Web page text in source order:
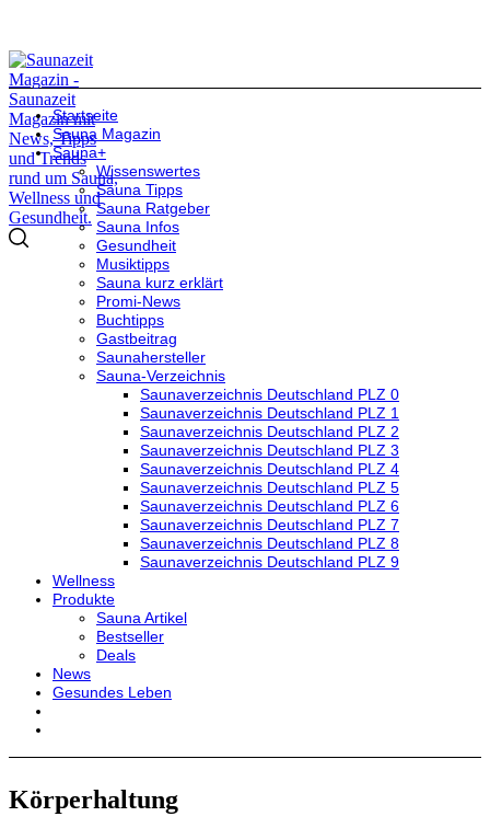
Startseite
Sauna Magazin
Sauna+
Wissenswertes
Sauna Tipps
Sauna Ratgeber
Sauna Infos
Gesundheit
Musiktipps
Sauna kurz erklärt
Promi-News
Buchtipps
Gastbeitrag
Saunahersteller
Sauna-Verzeichnis
Saunaverzeichnis Deutschland PLZ 0
Saunaverzeichnis Deutschland PLZ 1
Saunaverzeichnis Deutschland PLZ 2
Saunaverzeichnis Deutschland PLZ 3
Saunaverzeichnis Deutschland PLZ 4
Saunaverzeichnis Deutschland PLZ 5
Saunaverzeichnis Deutschland PLZ 6
Saunaverzeichnis Deutschland PLZ 7
Saunaverzeichnis Deutschland PLZ 8
Saunaverzeichnis Deutschland PLZ 9
Wellness
Produkte
Sauna Artikel
Bestseller
Deals
News
Gesundes Leben
Körperhaltung